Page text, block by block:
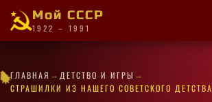
Мой СССР
1922 – 1991
★★
✦
·✧
✦
✦
★
★
✧✦
·✦
★
★
✧
·
✧
★
★
·✦
·✦
★
★
★
✧ГЛАВНАЯ → ДЕТСТВО И ИГРЫ →
СТРАШИЛКИ ИЗ НАШЕГО СОВЕТСКОГО ДЕТСТВА